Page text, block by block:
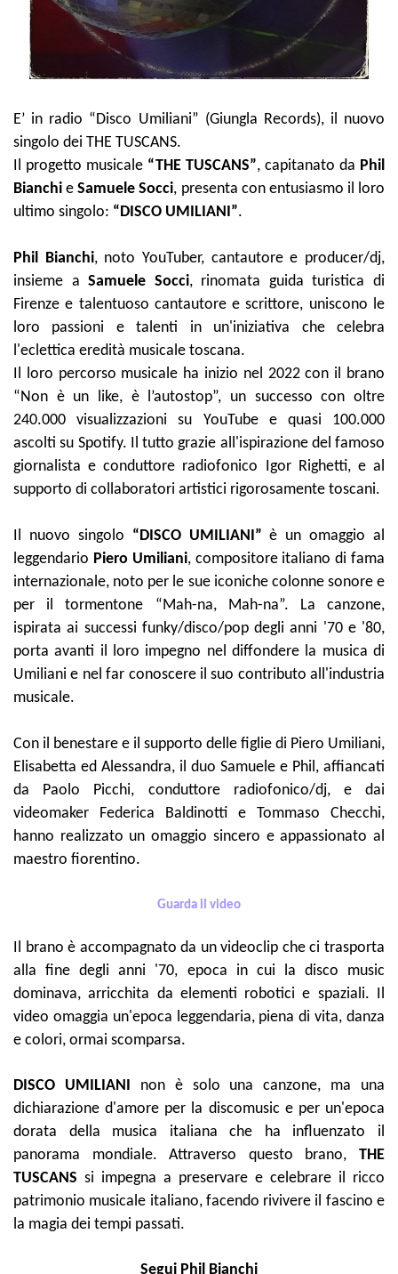
E’ in radio “Disco Umiliani” (Giungla Records), il nuovo
singolo dei THE TUSCANS.
Il progetto musicale “THE TUSCANS”, capitanato da Phil
Bianchi eSamuele Socci, presenta con entusiasmo il loro
ultimo singolo: “DISCO UMILIANI”.
Phil Bianchi, noto YouTuber, cantautore e producer/dj,
insieme aSamuele Socci, rinomata guida turistica di
Firenze e talentuoso cantautore e scrittore, uniscono le
loro passioni e talenti in un'iniziativa che celebra
l'eclettica eredità musicale toscana.
Il loro percorso musicale ha inizio nel 2022 con il brano
“Non è un like, è l’autostop”, un successo con oltre
240.000 visualizzazioni su YouTube e quasi 100.000
ascolti su Spotify. Il tutto grazie all'ispirazione del famoso
giornalista e conduttore radiofonico Igor Righetti, e al
supporto di collaboratori artistici rigorosamente toscani.
Il nuovo singolo “DISCO UMILIANI”è un omaggio al
leggendario Piero Umiliani, compositore italiano di fama
internazionale, noto per le sue iconiche colonne sonore e
per il tormentone “Mah-na, Mah-na”. La canzone,
ispirata ai successi funky/disco/pop degli anni '70 e '80,
porta avanti il loro impegno nel diffondere la musica di
Umiliani e nel far conoscere il suo contributo all'industria
musicale.
Con il benestare e il supporto delle figlie di Piero Umiliani,
Elisabetta ed Alessandra, il duo Samuele e Phil, affiancati
da Paolo Picchi, conduttore radiofonico/dj, e dai
videomaker Federica Baldinotti e Tommaso Checchi,
hanno realizzato un omaggio sincero e appassionato al
maestro fiorentino.
Guarda il video
Il brano è accompagnato da un videoclip che ci trasporta
alla fine degli anni '70, epoca in cui la disco music
dominava, arricchita da elementi robotici e spaziali. Il
video omaggia un'epoca leggendaria, piena di vita, danza
e colori, ormai scomparsa.
DISCO UMILIANI non è solo una canzone, ma una
dichiarazione d'amore per la discomusic e per un'epoca
dorata della musica italiana che ha influenzato il
panorama mondiale. Attraverso questo brano, THE
TUSCANS si impegna a preservare e celebrare il ricco
patrimonio musicale italiano, facendo rivivere il fascino e
la magia dei tempi passati.
Segui Phil Bianchi